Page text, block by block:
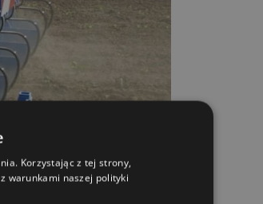
Korzystając z tej strony,
warunkami naszej polityki